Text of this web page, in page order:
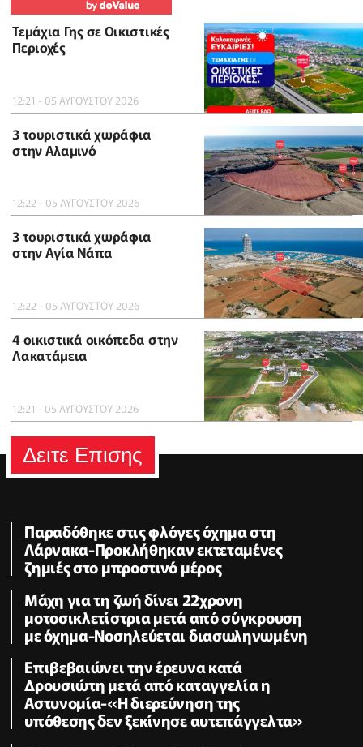
Τεμάχια Γης σε Οικιστικές
Περιοχές
12:21 - 05 ΑΥΓΟΥΣΤΟΥ 2026
3 τουριστικά χωράφια
στην Αλαμινό
12:22 - 05 ΑΥΓΟΥΣΤΟΥ 2026
3 τουριστικά χωράφια
στην Αγία Νάπα
12:22 - 05 ΑΥΓΟΥΣΤΟΥ 2026
4 οικιστικά οικόπεδα στην
Λακατάμεια
12:21 - 05 ΑΥΓΟΥΣΤΟΥ 2026
Δειτε Επισης
Παραδόθηκε στις φλόγες όχημα στη
Λάρνακα-Προκλήθηκαν εκτεταμένες
ζημιές στο μπροστινό μέρος
Μάχη για τη ζωή δίνει 22χρονη
μοτοσικλετίστρια μετά από σύγκρουση
με όχημα-Νοσηλεύεται διασωληνωμένη
Επιβεβαιώνει την έρευνα κατά
Δρουσιώτη μετά από καταγγελία η
Αστυνομία-«Η διερεύνηση της
υπόθεσης δεν ξεκίνησε αυτεπάγγελτα»